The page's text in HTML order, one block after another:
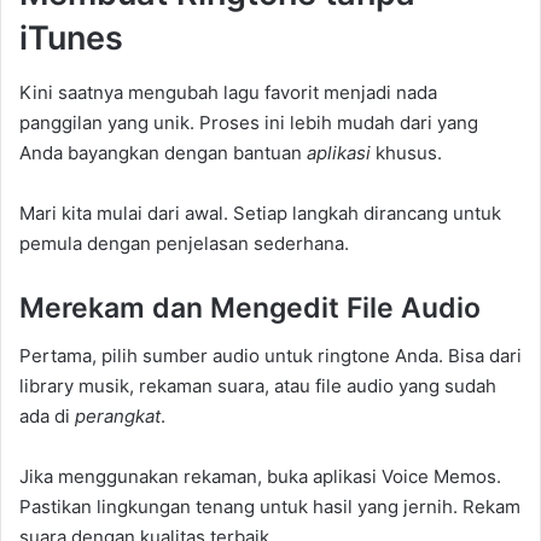
iTunes
Kini saatnya mengubah lagu favorit menjadi nada
panggilan yang unik. Proses ini lebih mudah dari yang
Anda bayangkan dengan bantuan aplikasi khusus.
Mari kita mulai dari awal. Setiap langkah dirancang untuk
pemula dengan penjelasan sederhana.
Merekam dan Mengedit File Audio
Pertama, pilih sumber audio untuk ringtone Anda. Bisa dari
library musik, rekaman suara, atau file audio yang sudah
ada di perangkat.
Jika menggunakan rekaman, buka aplikasi Voice Memos.
Pastikan lingkungan tenang untuk hasil yang jernih. Rekam